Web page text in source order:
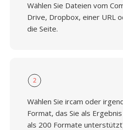
Wählen Sie Dateien vom
Drive, Dropbox, einer URL
die Seite.
2
Wählen Sie ircam oder
Format, das Sie als
als 200 Formate